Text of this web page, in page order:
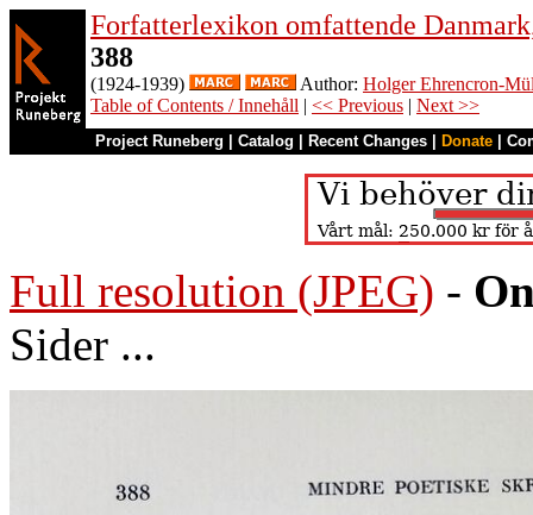
Forfatterlexikon omfattende
388
(1924-1939) Author: Holger Ehrencron-
Table of Contents / Innehåll | << Previous | Next >>
Project Runeberg Catalog Recent Changes Donate
Full resolution (JPEG) -
Sider ...